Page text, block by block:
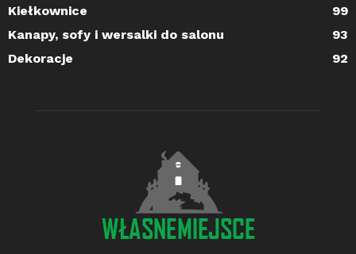
Kiełkownice
99
Kanapy, sofy i wersalki do salonu
93
Dekoracje
92